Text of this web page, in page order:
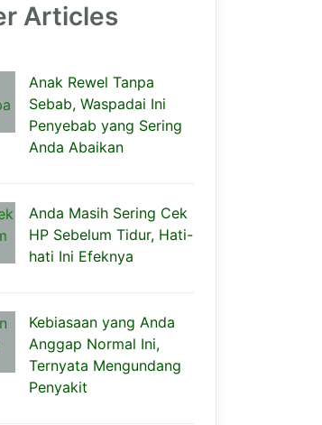
Articles
Anak Rewel Tanpa
Sebab, Waspadai Ini
Penyebab yang Sering
Anda Abaikan
Anda Masih Sering Cek
HP Sebelum Tidur, Hati-
hati Ini Efeknya
Kebiasaan yang Anda
Anggap Normal Ini,
Ternyata Mengundang
Penyakit